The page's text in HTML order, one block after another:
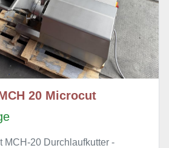
20 Microcut
MCH-20 Durchlaufkutter -